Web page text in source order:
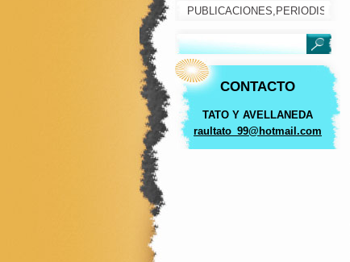
REFLEXIONES
PUBLICACIONES,PERIODISTAS,
CONTACTO
TATO Y AVELLANEDA
raultato _99@hotmail.com